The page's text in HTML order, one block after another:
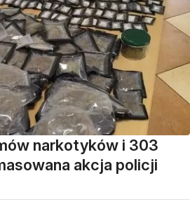
narkotyków i 303
akcja policji